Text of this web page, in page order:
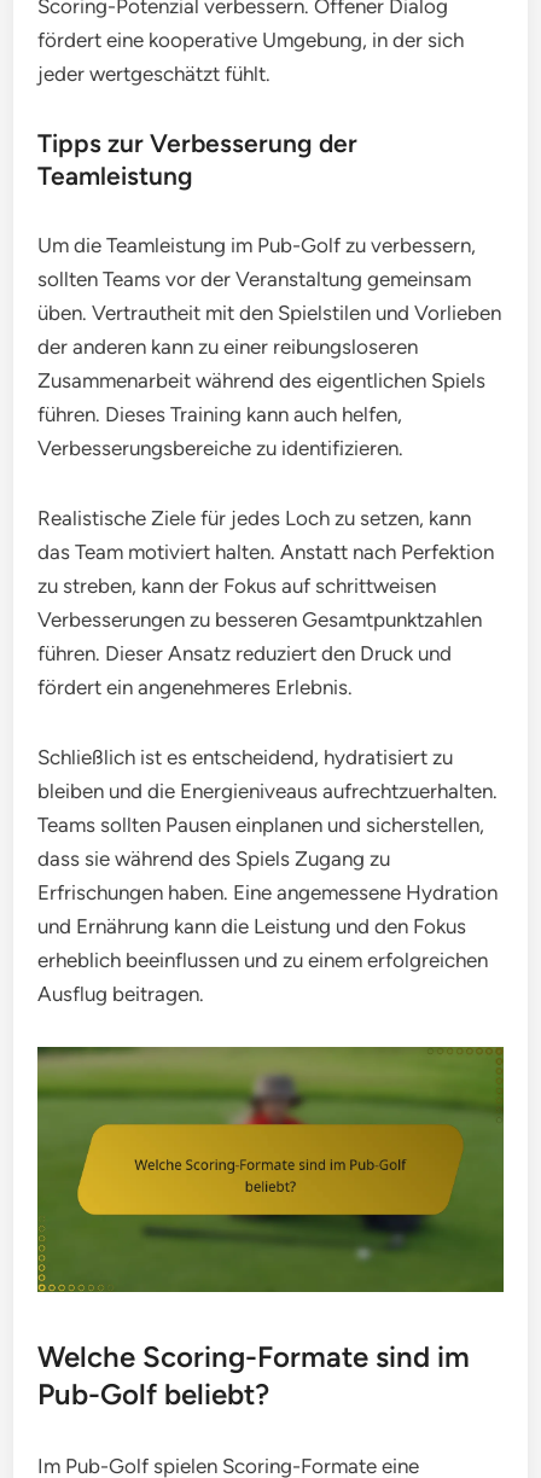
Scoring-Potenzial verbessern. Offener Dialog
fördert eine kooperative Umgebung, in der sich
jeder wertgeschätzt fühlt.
Tipps zur Verbesserung der
Teamleistung
Um die Teamleistung im Pub-Golf zu verbessern,
sollten Teams vor der Veranstaltung gemeinsam
üben. Vertrautheit mit den Spielstilen und Vorlieben
der anderen kann zu einer reibungsloseren
Zusammenarbeit während des eigentlichen Spiels
führen. Dieses Training kann auch helfen,
Verbesserungsbereiche zu identifizieren.
Realistische Ziele für jedes Loch zu setzen, kann
das Team motiviert halten. Anstatt nach Perfektion
zu streben, kann der Fokus auf schrittweisen
Verbesserungen zu besseren Gesamtpunktzahlen
führen. Dieser Ansatz reduziert den Druck und
fördert ein angenehmeres Erlebnis.
Schließlich ist es entscheidend, hydratisiert zu
bleiben und die Energieniveaus aufrechtzuerhalten.
Teams sollten Pausen einplanen und sicherstellen,
dass sie während des Spiels Zugang zu
Erfrischungen haben. Eine angemessene Hydration
und Ernährung kann die Leistung und den Fokus
erheblich beeinflussen und zu einem erfolgreichen
Ausflug beitragen.
Welche Scoring-Formate sind im
Pub-Golf beliebt?
Im Pub-Golf spielen Scoring-Formate eine